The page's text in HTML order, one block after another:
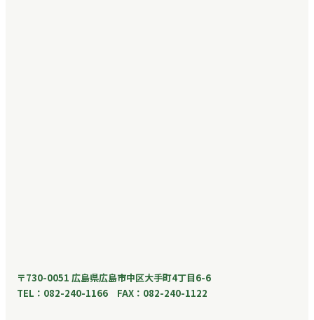
〒730-0051 広島県広島市中区大手町4丁目6-6
TEL：082-240-1166 FAX：082-240-1122